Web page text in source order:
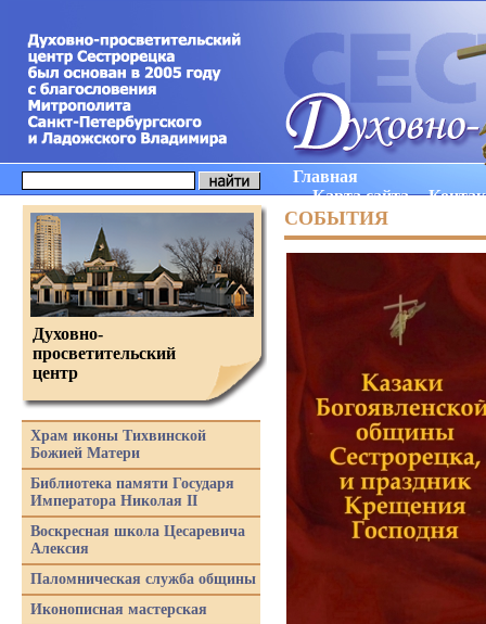
Главная
Карта сайта
СОБЫТИЯ
Духовно-
просветительский
центр
Храм иконы Тихвинской
Божией Матери
Библиотека памяти Государя
Императора Николая II
Воскресная школа Цесаревича
Алексия
Паломническая служба общины
Иконописная мастерская